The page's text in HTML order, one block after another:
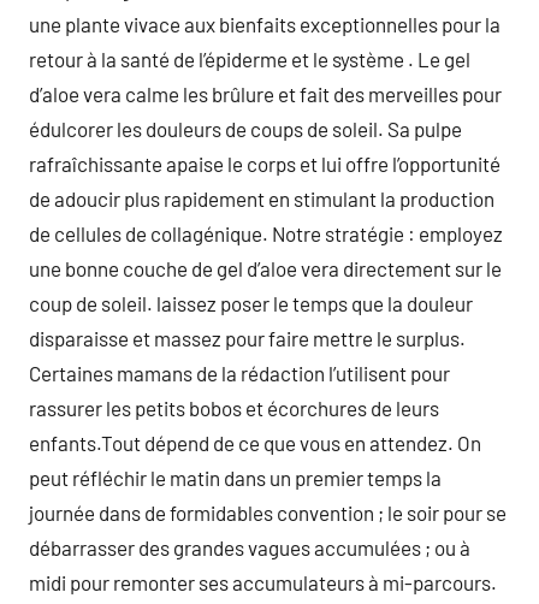
une plante vivace aux bienfaits exceptionnelles pour la
retour à la santé de l’épiderme et le système . Le gel
d’aloe vera calme les brûlure et fait des merveilles pour
édulcorer les douleurs de coups de soleil. Sa pulpe
rafraîchissante apaise le corps et lui offre l’opportunité
de adoucir plus rapidement en stimulant la production
de cellules de collagénique. Notre stratégie : employez
une bonne couche de gel d’aloe vera directement sur le
coup de soleil. laissez poser le temps que la douleur
disparaisse et massez pour faire mettre le surplus.
Certaines mamans de la rédaction l’utilisent pour
rassurer les petits bobos et écorchures de leurs
enfants.Tout dépend de ce que vous en attendez. On
peut réfléchir le matin dans un premier temps la
journée dans de formidables convention ; le soir pour se
débarrasser des grandes vagues accumulées ; ou à
midi pour remonter ses accumulateurs à mi-parcours.